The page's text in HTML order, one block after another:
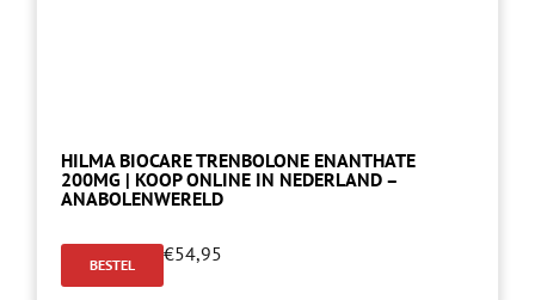
HILMA BIOCARE TRENBOLONE ENANTHATE
200MG | KOOP ONLINE IN NEDERLAND –
ANABOLENWERELD
BESTEL €54,95